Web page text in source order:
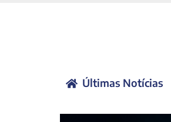
Últimas Notícias